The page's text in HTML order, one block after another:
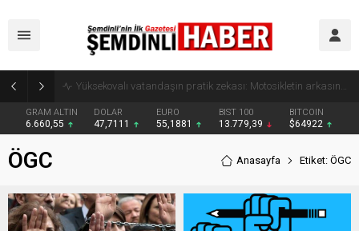
Yüksekovalı vatandaşın pratik zekası: Motosikletin arkasına el arabası bağlayarak üzerinde ot taşıdı
GRAM ALTIN
6.660,55
DOLAR
47,7111
EURO
55,1881
BIST 100
13.779,39
BITCOIN
$64922
ÖGC Anasayfa Etiket: ÖGC